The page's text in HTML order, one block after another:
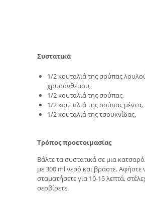
Συστατικά
1/2 κουταλιά της σούπας
χρυσάνθεμου,
1/2 κουταλιά της σούπας,
1/2 κουταλιά της σούπας μέντα,
1/2 κουταλιά της τσουκνίδας.
Τρόπος προετοιμασίας
Βάλτε τα συστατικά σε μια
με 300 ml νερό και βράστε. Αφήστε
σταματήσετε για 10-15 λεπτά,
σερβίρετε.